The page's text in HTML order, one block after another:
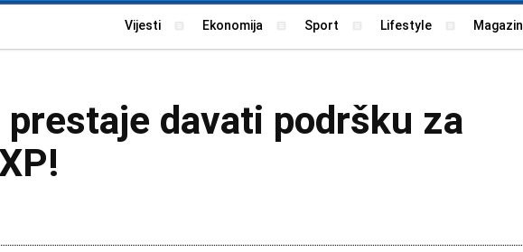
Vijesti Ekonomija Sport Lifestyle Magazin
davati podršku za